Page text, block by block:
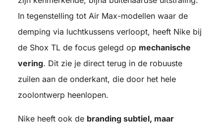
In tegenstelling tot Air Max-modellen waar de
demping via luchtkussens verloopt, heeft Nike bij
de Shox TL de focus gelegd op mechanische
vering. Dit zie je direct terug in de robuuste
zuilen aan de onderkant, die door het hele
zoolontwerp heenlopen.
Nike heeft ook de branding subtiel, maar